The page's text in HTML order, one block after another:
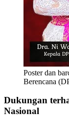
Poster dan
Berencana
Dukungan
Nasional